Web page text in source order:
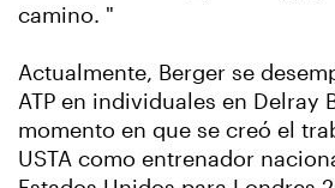
camino. "
Actualmente, Berger se
ATP en individuales en Delray
momento en que se creó el
USTA como entrenador